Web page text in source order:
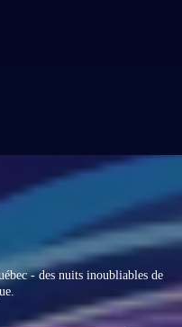
- des nuits inoubliables de